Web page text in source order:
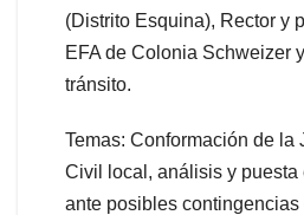
(Distrito Esquina), Rector y
EFA de Colonia Schweizer
tránsito.
Temas: Conformación de la
Civil local, análisis y puesta
ante posibles contingencias